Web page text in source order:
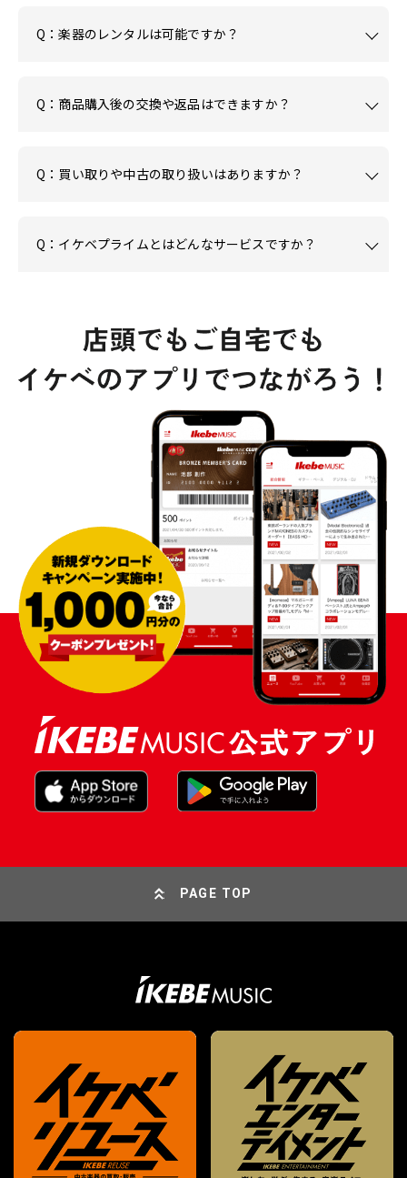
Q：楽器のレンタルは可能ですか？
Q：商品購入後の交換や返品はできますか？
Q：買い取りや中古の取り扱いはありますか？
Q：イケベプライムとはどんなサービスですか？
PAGE TOP